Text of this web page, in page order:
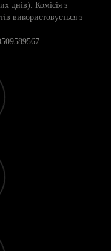
днів). Комісія з
використовується з